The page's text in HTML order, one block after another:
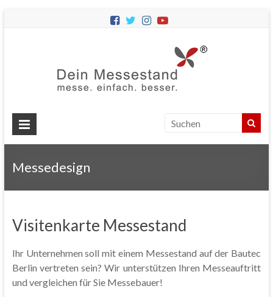
Messestände
für
Messedesign
Visitenkarte Messestand
Ihr Unternehmen soll mit einem Messestand auf der Bautec
Berlin vertreten sein? Wir unterstützen Ihren Messeauftritt
und vergleichen für Sie Messebauer!